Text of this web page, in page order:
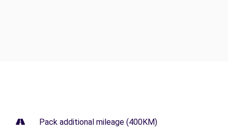
Pack additional mileage (400KM)